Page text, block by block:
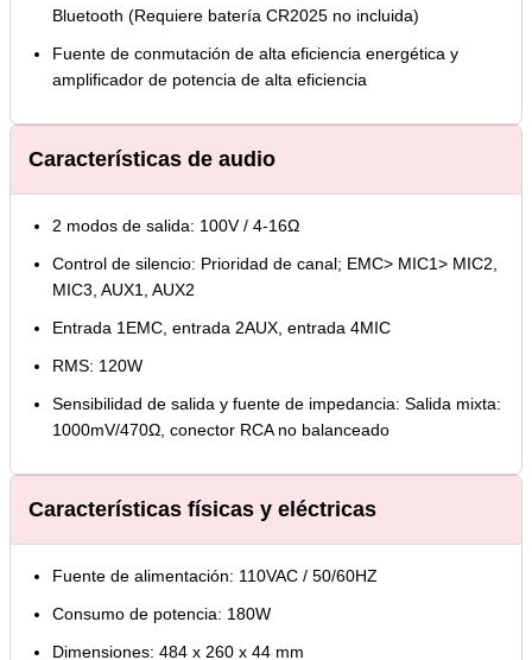
Bluetooth (Requiere batería CR2025 no incluida)
Fuente de conmutación de alta eficiencia energética y
amplificador de potencia de alta eficiencia
Características de audio
2 modos de salida: 100V / 4-16Ω
Control de silencio: Prioridad de canal; EMC> MIC1> MIC2,
MIC3, AUX1, AUX2
Entrada 1EMC, entrada 2AUX, entrada 4MIC
RMS: 120W
Sensibilidad de salida y fuente de impedancia: Salida mixta:
1000mV/470Ω, conector RCA no balanceado
Características físicas y eléctricas
Fuente de alimentación: 110VAC / 50/60HZ
Consumo de potencia: 180W
Dimensiones: 484 x 260 x 44 mm